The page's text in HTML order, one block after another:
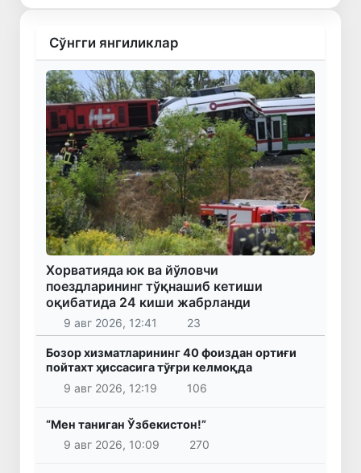
Сўнгги янгиликлар
Хорватияда юк ва йўловчи
поездларининг тўқнашиб кетиши
оқибатида 24 киши жабрланди
9 авг 2026, 12:41 23
Бозор хизматларининг 40 фоиздан ортиғи
пойтахт ҳиссасига тўғри келмоқда
9 авг 2026, 12:19
106
“Мен таниган Ўзбекистон!”
9 авг 2026, 10:09
270